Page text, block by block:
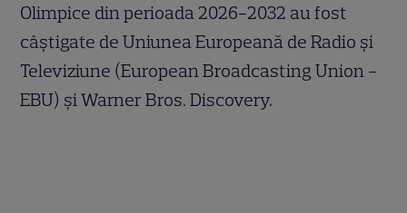
Olimpice din perioada 2026-2032 au fost
câștigate de Uniunea Europeană de Radio și
Televiziune (European Broadcasting Union -
EBU) și Warner Bros. Discovery.